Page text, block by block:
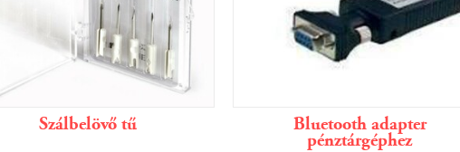
Szálbelövő tű
Bluetooth adapter
pénztárgéphez